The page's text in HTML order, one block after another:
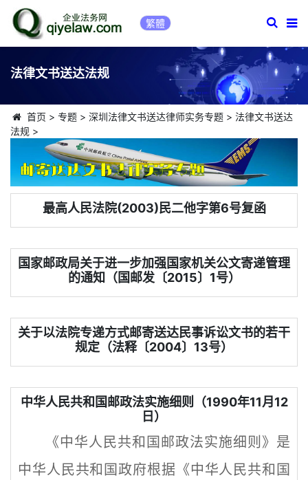
繁體
法律文书送达法规
首页 > 专题> 深圳法律文书送达律师实务专题> 法律文书送达
法规 >
最高人民法院(2003)民二他字第6号复函
国家邮政局关于进一步加强国家机关公文寄递管理
的通知（国邮发〔2015〕1号）
关于以法院专递方式邮寄送达民事诉讼文书的若干
规定（法释〔2004〕13号）
中华人民共和国邮政法实施细则（1990年11月12
日）
《中华人民共和国邮政法实施细则》是
中华人民共和国政府根据《中华人民共和国